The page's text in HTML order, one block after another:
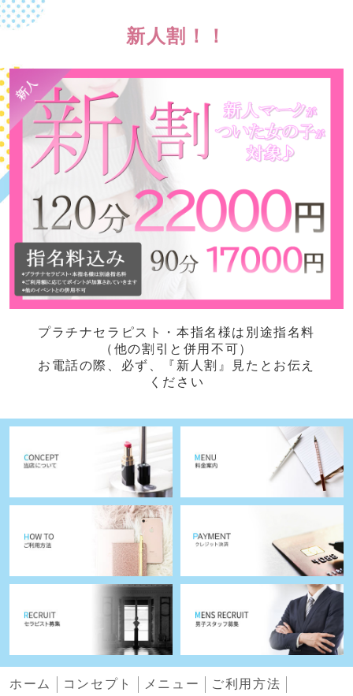
新人割！！
プラチナセラピスト・本指名様は別途指名料
（他の割引と併用不可）
お電話の際、必ず、『新人割』見たとお伝え
ください
ホーム コンセプト メニュー ご利用方法